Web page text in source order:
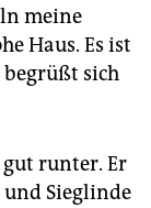
meine
Haus. Es ist
sich
gut runter. Er
Sieglinde